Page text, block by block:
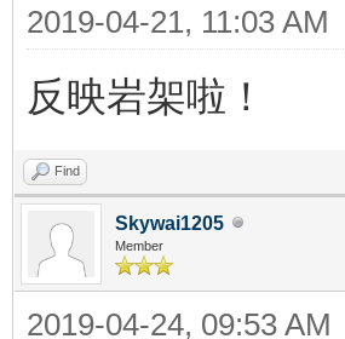
2019-04-21, 11:03 AM
反映岩架啦！
Find
Skywai1205
Member
2019-04-24, 09:53 AM